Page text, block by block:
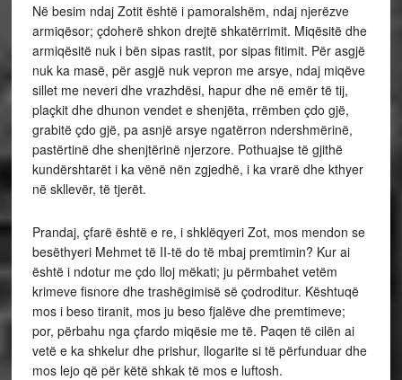
Në besim ndaj Zotit është i pamoralshëm, ndaj njerëzve
armiqësor; çdoherë shkon drejtë shkatërrimit. Miqësitë dhe
armiqësitë nuk i bën sipas rastit, por sipas fitimit. Për asgjë
nuk ka masë, për asgjë nuk vepron me arsye, ndaj miqëve
sillet me neveri dhe vrazhdësi, hapur dhe në emër të tij,
plaçkit dhe dhunon vendet e shenjëta, rrëmben çdo gjë,
grabitë çdo gjë, pa asnjë arsye ngatërron ndershmërinë,
pastërtinë dhe shenjtërinë njerzore. Pothuajse të gjithë
kundërshtarët i ka vënë nën zgjedhë, i ka vrarë dhe kthyer
në skllevër, të tjerët.
Prandaj, çfarë është e re, i shklëqyeri Zot, mos mendon se
besëthyeri Mehmet të II-të do të mbaj premtimin? Kur ai
është i ndotur me çdo lloj mëkati; ju përmbahet vetëm
krimeve fisnore dhe trashëgimisë së çodroditur. Kështuqë
mos i beso tiranit, mos ju beso fjalëve dhe premtimeve;
por, përbahu nga çfardo miqësie me të. Paqen të cilën ai
vetë e ka shkelur dhe prishur, llogarite si të përfunduar dhe
mos lejo që për këtë shkak të mos e luftosh.